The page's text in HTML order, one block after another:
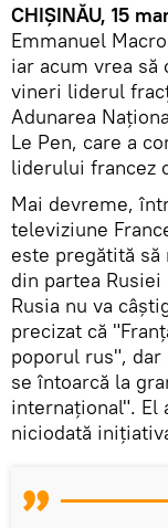
CHIȘINĂU, 15
Emmanuel
iar acum vrea să
vineri liderul
Adunarea
Le Pen, care a
liderului francez
Mai devreme,
televiziune
este pregătită să
din partea
Rusia nu va
precizat că
poporul rus",
se întoarcă la
internațional". El
niciodată